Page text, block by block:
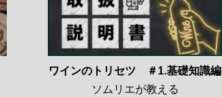
ワインのトリセツ ＃1.基礎知識編
ソムリエが教える